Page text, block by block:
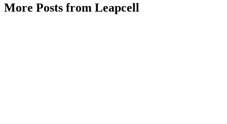
More Posts from Leapcell